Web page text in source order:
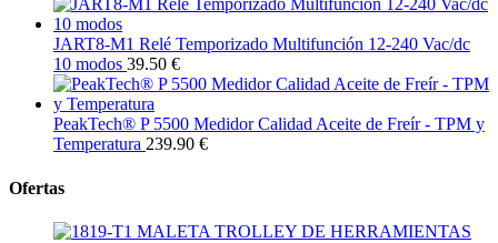
JART8-M1 Relé Temporizado Multifunción 12-240 Vac/dc
10 modos 39.50 €
PeakTech® P 5500 Medidor Calidad Aceite de Freír - TPM y
Temperatura 239.90 €
Ofertas